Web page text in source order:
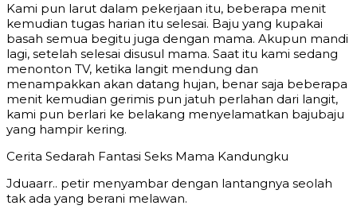
Kami pun larut dalam pekerjaan itu, beberapa menit
kemudian tugas harian itu selesai. Baju yang kupakai
basah semua begitu juga dengan mama. Akupun mandi
lagi, setelah selesai disusul mama. Saat itu kami sedang
menonton TV, ketika langit mendung dan
menampakkan akan datang hujan, benar saja beberapa
menit kemudian gerimis pun jatuh perlahan dari langit,
kami pun berlari ke belakang menyelamatkan bajubaju
yang hampir kering.
Cerita Sedarah Fantasi Seks Mama Kandungku
Jduaarr.. petir menyambar dengan lantangnya seolah
tak ada yang berani melawan.